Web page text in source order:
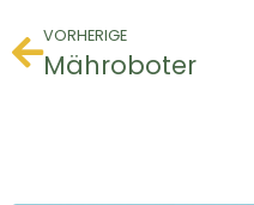
VORHERIGE
Mähroboter